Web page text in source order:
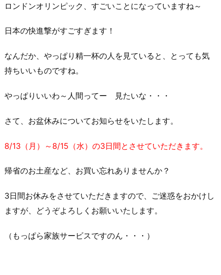
ロンドンオリンピック、すごいことになっていますね～
日本の快進撃がすごすぎます！
なんだか、やっぱり精一杯の人を見ていると、とっても気
持ちいいものですね。
やっぱりいいわ～人間ってー 見たいな・・・
さて、お盆休みについてお知らせをいたします。
8/13（月）～8/15（水）の3日間とさせていただきます。
帰省のお土産など、お買い忘れありませんか？
3日間お休みをさせていただきますので、ご迷惑をおかけし
ますが、どうぞよろしくお願いいたします。
（もっぱら家族サービスですのん・・・）